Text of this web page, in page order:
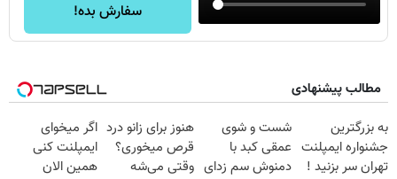
سفارش بده!
مطالب پیشنهادی
به بزرگترین
جشنواره ایمپلنت
تهران سر بزنید !
شست و شوی
عمقی کبد با
دمنوش سم زدای
هنوز برای زانو درد
قرص میخوری؟
وقتی می‌شه
اگر میخوای
ایمپلنت کنی
همین الان